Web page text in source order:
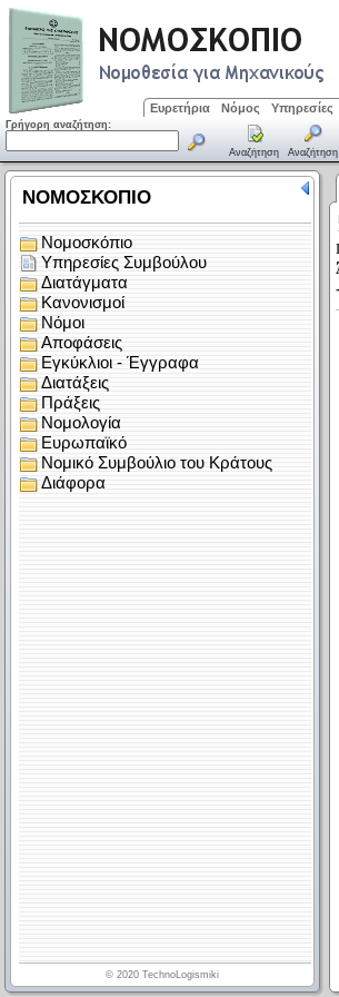
Ευρετήρια Νόμος Υπηρεσίες
Γρήγορη αναζήτηση:
Αναζήτηση Αναζήτηση